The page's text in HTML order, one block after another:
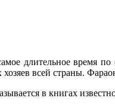
длительное время
всей страны.
в книгах